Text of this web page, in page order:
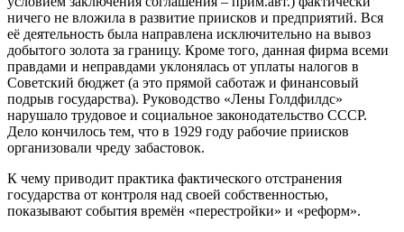
ничего не вложила в развитие приисков и предприятий. Вся
её деятельность была направлена исключительно на вывоз
добытого золота за границу. Кроме того, данная фирма всеми
правдами и неправдами уклонялась от уплаты налогов в
Советский бюджет (а это прямой саботаж и финансовый
подрыв государства). Руководство «Лены Голдфилдс»
нарушало трудовое и социальное законодательство СССР.
Дело кончилось тем, что в 1929 году рабочие приисков
организовали чреду забастовок.
К чему приводит практика фактического отстранения
государства от контроля над своей собственностью,
показывают события времён «перестройки» и «реформ».